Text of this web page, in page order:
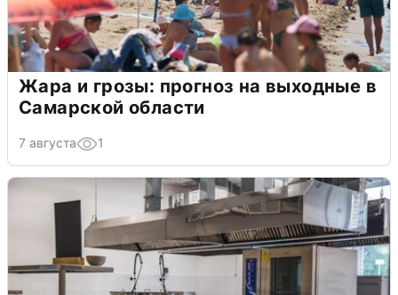
Жара и грозы: прогноз на выходные в
Самарской области
7 августа 1